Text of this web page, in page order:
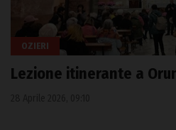
OZIERI
Lezione itinerante a